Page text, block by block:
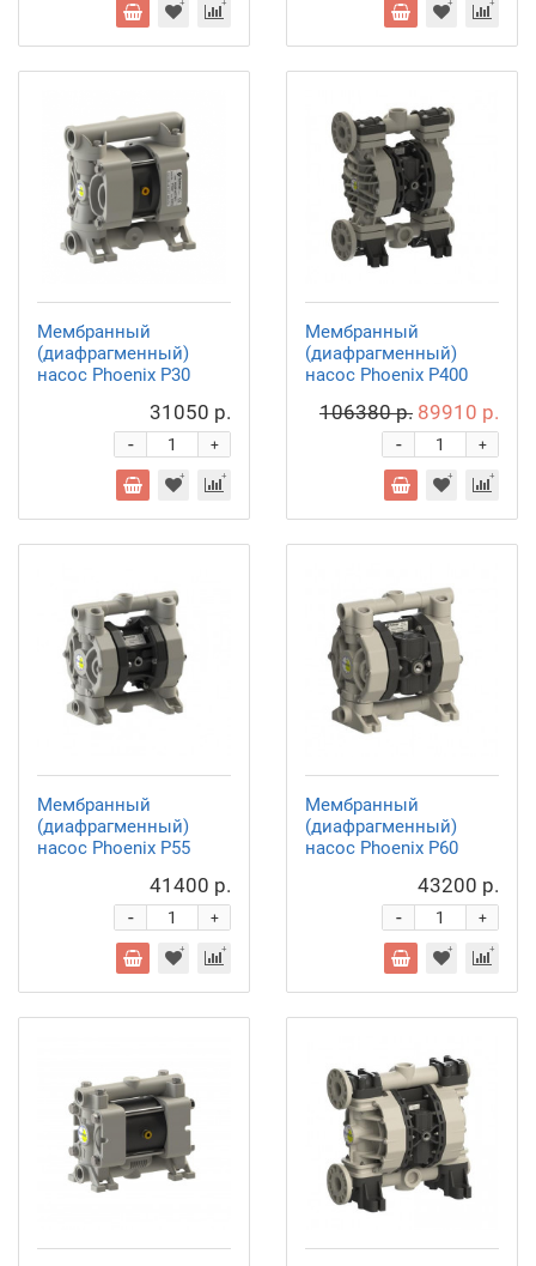
Мембранный
(диафрагменный)
насос Phoenix P30
31050 р.
+
-
Мембранный
(диафрагменный)
насос Phoenix P400
106380 р. 89910 р.
+
-
Мембранный
(диафрагменный)
насос Phoenix P55
41400 р.
+
-
Мембранный
(диафрагменный)
насос Phoenix P60
43200 р.
+
-